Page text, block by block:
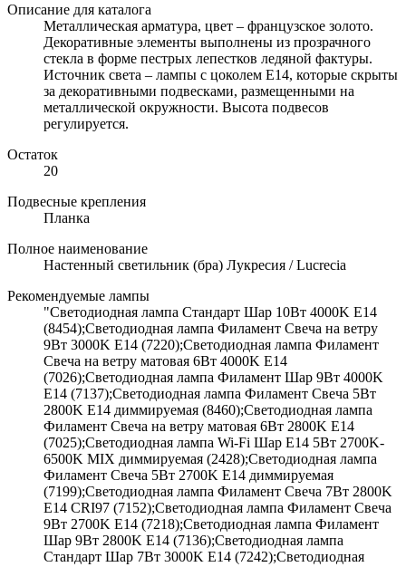
Описание для каталога
Металлическая арматура, цвет – французское золото.
Декоративные элементы выполнены из прозрачного
стекла в форме пестрых лепестков ледяной фактуры.
Источник света – лампы с цоколем Е14, которые скрыты
за декоративными подвесками, размещенными на
металлической окружности. Высота подвесов
регулируется.
Остаток
20
Подвесные крепления
Планка
Полное наименование
Настенный светильник (бра) Лукресия / Lucrecia
Рекомендуемые лампы
"Светодиодная лампа Стандарт Шар 10Вт 4000K E14
(8454);Светодиодная лампа Филамент Свеча на ветру
9Вт 3000K E14 (7220);Светодиодная лампа Филамент
Свеча на ветру матовая 6Вт 4000K E14
(7026);Светодиодная лампа Филамент Шар 9Вт 4000K
E14 (7137);Светодиодная лампа Филамент Свеча 5Вт
2800K E14 диммируемая (8460);Светодиодная лампа
Филамент Свеча на ветру матовая 6Вт 2800K E14
(7025);Светодиодная лампа Wi-Fi Шар E14 5Вт 2700K-
6500K MIX диммируемая (2428);Светодиодная лампа
Филамент Свеча 5Вт 2700K E14 диммируемая
(7199);Светодиодная лампа Филамент Свеча 7Вт 2800K
E14 CRI97 (7152);Светодиодная лампа Филамент Свеча
9Вт 2700K E14 (7218);Светодиодная лампа Филамент
Шар 9Вт 2800K E14 (7136);Светодиодная лампа
Стандарт Шар 7Вт 3000K E14 (7242);Светодиодная